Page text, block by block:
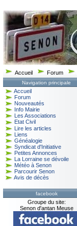
Accueil Forum
Navigation principale
Accueil
Forum
Nouveautés
Info Mairie
Les Associations
Etat Civil
Lire les articles
Liens
Généalogie
Syndicat d'Initiative
Petites Annonces
La Lorraine se dévoile
Météo à Senon
Parcourir Senon
Avis de décès
facebook
Groupe du site:
Senon d'antan Meuse